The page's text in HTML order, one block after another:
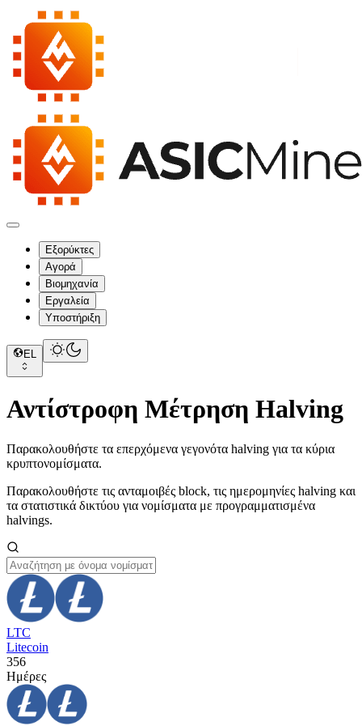
Εξορύκτες
Αγορά
Βιομηχανία
Εργαλεία
Υποστήριξη
EL
Αντίστροφη Μέτρηση Halving
Παρακολουθήστε τα επερχόμενα γεγονότα halving για τα κύρια
κρυπτονομίσματα.
Παρακολουθήστε τις ανταμοιβές block, τις ημερομηνίες halving και
τα στατιστικά δικτύου για νομίσματα με προγραμματισμένα
halvings.
LTC
Litecoin
356
Ημέρες